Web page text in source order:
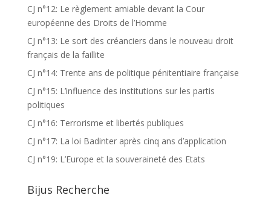
CJ n°12: Le règlement amiable devant la Cour
européenne des Droits de l’Homme
CJ n°13: Le sort des créanciers dans le nouveau droit
français de la faillite
CJ n°14: Trente ans de politique pénitentiaire française
CJ n°15: L’influence des institutions sur les partis
politiques
CJ n°16: Terrorisme et libertés publiques
CJ n°17: La loi Badinter après cinq ans d’application
CJ n°19: L’Europe et la souveraineté des Etats
Bijus Recherche